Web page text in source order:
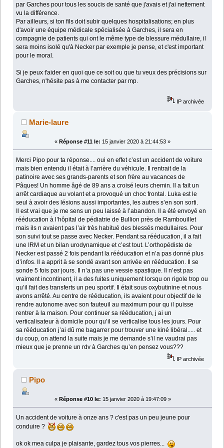
par Garches pour tous les soucis de santé que j'avais et j'ai nettement
vu la différence.
Par ailleurs, si ton fils doit subir quelques hospitalisations; en plus
d'avoir une équipe médicale spécialisée à Garches, il sera en
compagnie de patients qui ont le même type de blessure médullaire, il
sera moins isolé qu'à Necker par exemple je pense, et c'est important
pour le moral.
Si je peux t'aider en quoi que ce soit ou que tu veux des précisions sur
Garches, n'hésite pas à me contacter par mp.
IP archivée
Marie-laure
« Réponse #11 le: 15 janvier 2020 à 21:44:53 »
Merci Pipo pour ta réponse.... oui en effet c’est un accident de voiture
mais bien entendu il était à l’arrière du véhicule. Il rentrait de la
patinoire avec ses grands-parents et son frère au vacances de
Pâques! Un homme âgé de 89 ans a croisé leurs chemin. Il a fait un
arrêt cardiaque au volant et a provoqué un choc frontal. Luka est le
seul à avoir des lésions aussi importantes, les autres s’en son sorti.
Il est vrai que je me sens un peu laissé à l’abandon. Il a été envoyé en
rééducation à l’hôpital de pédiatrie de Bullion près de Rambouillet
mais ils n avaient pas l’air très habitué des blessés medullaires. Pour
son suivi tout se passe avec Necker. Pendant sa rééducation, il a fait
une IRM et un bilan urodynamique et c’est tout. L’orthopédiste de
Necker est passé 2 fois pendant la rééducation et n’a pas donné plus
d’infos. Il a apprit à se sondé avant son arrivée en rééducation. Il se
sonde 5 fois par jours. Il n’a pas une vessie spastique. Il n’est pas
vraiment incontinent, il a des fuites uniquement lorsqu on rigole trop ou
qu’il fait des transferts un peu sportif. Il était sous oxybutinine et nous
avons arrêté. Au centre de rééducation, ils avaient pour objectif de le
rendre autonome avec son fauteuil au maximum pour qu il puisse
rentrer à la maison. Pour continuer sa rééducation, j ai un
verticalisateur à domicile pour qu’il se verticalise tous les jours. Pour
sa rééducation j’ai dû me bagarrer pour trouver une kiné libéral..... et
du coup, on attend la suite mais je me demande s’il ne vaudrai pas
mieux que je prenne un rdv à Garches qu’en pensez vous???
IP archivée
Pipo
« Réponse #10 le: 15 janvier 2020 à 19:47:09 »
Un accident de voiture à onze ans ? c'est pas un peu jeune pour
conduire ?
ok ok mea culpa je plaisante, gardez tous vos pierres...